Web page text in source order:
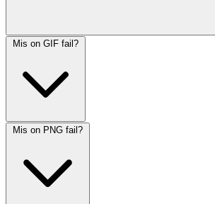
Mis on GIF fail?
Mis on PNG fail?